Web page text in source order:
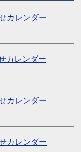
カレンダー
カレンダー
カレンダー
カレンダー